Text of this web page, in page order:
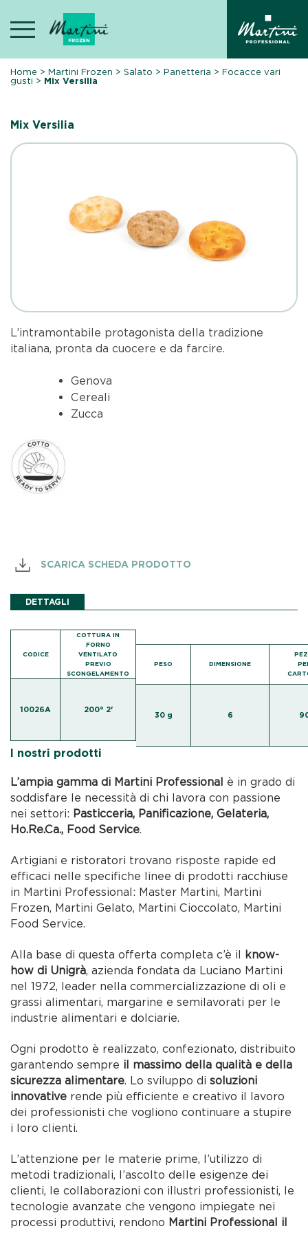
content
Home >Martini Frozen >Salato >Panetteria >Focacce vari
gusti > Mix Versilia
Mix Versilia
L’intramontabile protagonista della tradizione
italiana, pronta da cuocere e da farcire.
Genova
Cereali
Zucca
SCARICA SCHEDA PRODOTTO
DETTAGLI
CODICE
COTTURA IN
FORNO
VENTILATO
PREVIO
SCONGELAMENTO
10026A 200° 2'
PESO DIMENSIONE
30 g 6
I nostri prodotti
L’ampia gamma di Martini Professional è in grado di
soddisfare le necessità di chi lavora con passione
nei settori: Pasticceria, Panificazione, Gelateria,
Ho.Re.Ca., Food Service.
Artigiani e ristoratori trovano risposte rapide ed
efficaci nelle specifiche linee di prodotti racchiuse
in Martini Professional: Master Martini, Martini
Frozen, Martini Gelato, Martini Cioccolato, Martini
Food Service.
Alla base di questa offerta completa c’è il
know-
how di Unigrà, azienda fondata da Luciano Martini
nel 1972, leader nella commercializzazione di oli e
grassi alimentari, margarine e semilavorati per le
industrie alimentari e dolciarie.
Ogni prodotto è realizzato, confezionato, distribuito
garantendo sempre il massimo della qualità e della
sicurezza alimentare. Lo sviluppo disoluzioni
innovative rende più efficiente e creativo il lavoro
dei professionisti che vogliono continuare a stupire
i loro clienti.
L’attenzione per le materie prime, l’utilizzo di
metodi tradizionali, l’ascolto delle esigenze dei
clienti, le collaborazioni con illustri professionisti, le
tecnologie avanzate che vengono impiegate nei
processi produttivi, rendono Martini Professional il